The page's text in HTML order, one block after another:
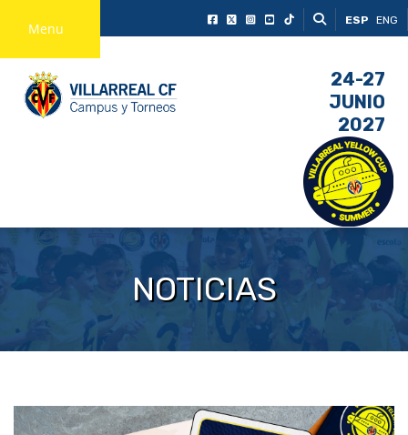
Menu ESP ENG
24-27
JUNIO
2027
NOTICIAS